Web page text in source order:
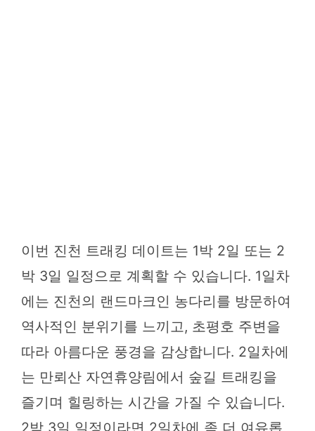
이번 진천 트래킹 데이트는 1박 2일 또는 2
박 3일 일정으로 계획할 수 있습니다. 1일차
에는 진천의 랜드마크인 농다리를 방문하여
역사적인 분위기를 느끼고, 초평호 주변을
따라 아름다운 풍경을 감상합니다. 2일차에
는 만뢰산 자연휴양림에서 숲길 트래킹을
즐기며 힐링하는 시간을 가질 수 있습니다.
2박 3일 일정이라면 2일차에 좀 더 여유롭